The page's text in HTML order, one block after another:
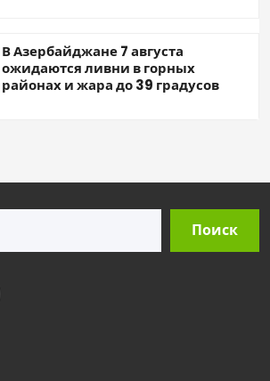
В Азербайджане 7 августа
ожидаются ливни в горных
районах и жара до 39 градусов
Поиск